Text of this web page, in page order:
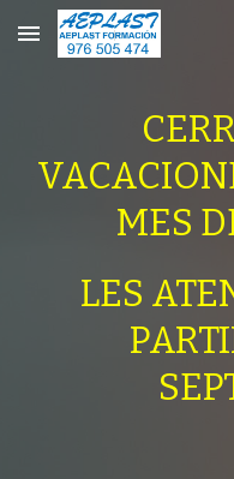
Skip to main content
MES
LES